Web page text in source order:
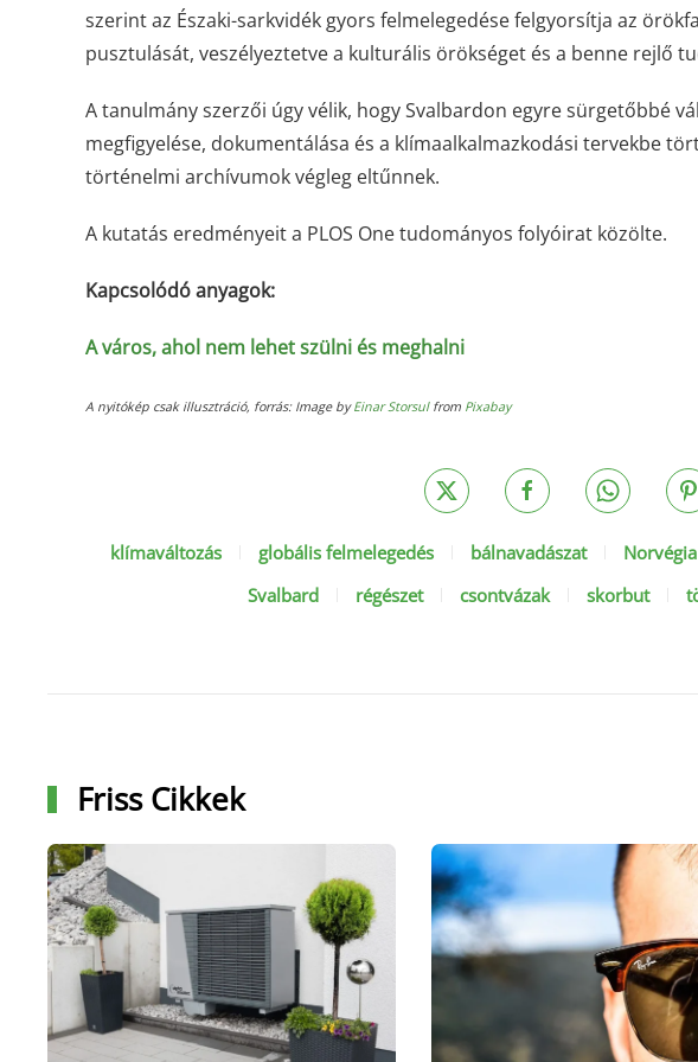
szerint az Északi-sarkvidék gyors felmelegedése felgyorsítja az
pusztulását, veszélyeztetve a kulturális örökséget és a benne rejlő
A tanulmány szerzői úgy vélik, hogy Svalbardon egyre sürgetőbbé
megfigyelése, dokumentálása és a klímaalkalmazkodási tervekbe
történelmi archívumok végleg eltűnnek.
A kutatás eredményeit a PLOS One tudományos folyóirat közölte.
Kapcsolódó anyagok:
A város, ahol nem lehet szülni és meghalni
A nyitókép csak illusztráció, forrás: Image byEinar Storsulfrom Pixabay
klímaváltozás globális felmelegedés bálnavadászat Norvégia
Svalbard
régészet csontvázak skorbut
Friss Cikkek